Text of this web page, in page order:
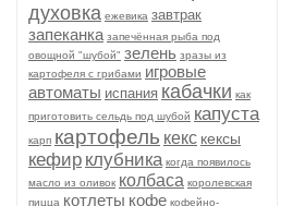
духовка ежевика завтрак
запеканка запечённая рыба под
овощной "шубой" зелень зразы из
картофеля с грибами игровые
автоматы испания кабачки как
приготовить сельдь под шубой капуста
карп картофель кекс кексы
кефир клубника когда появилось
масло из оливок колбаса королевская
пицца котлеты кофе кофейно-